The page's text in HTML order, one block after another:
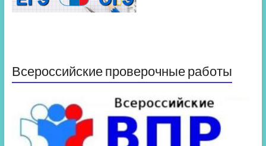
Всероссийские проверочные работы